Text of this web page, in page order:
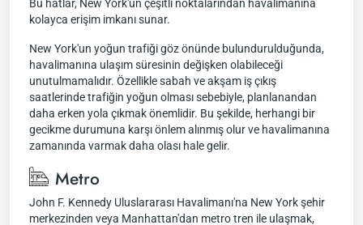
Bu hatlar, New York'un çeşitli noktalarından havalimanına
kolayca erişim imkanı sunar.
New York'un yoğun trafiği göz önünde bulundurulduğunda,
havalimanına ulaşım süresinin değişken olabileceği
unutulmamalıdır. Özellikle sabah ve akşam iş çıkış
saatlerinde trafiğin yoğun olması sebebiyle, planlanandan
daha erken yola çıkmak önemlidir. Bu şekilde, herhangi bir
gecikme durumuna karşı önlem alınmış olur ve havalimanına
zamanında varmak daha olası hale gelir.
Metro
John F. Kennedy Uluslararası Havalimanı'na New York şehir
merkezinden veya Manhattan'dan metro tren ile ulaşmak,